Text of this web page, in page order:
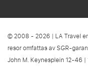
© 2008 - 2026 | LA Travel
resor omfattas av SGR-
John M. Keynesplein 12-46